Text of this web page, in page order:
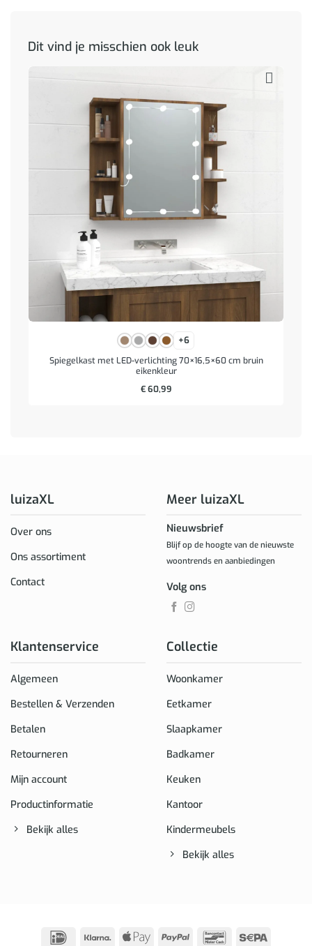
Dit vind je misschien ook leuk
+6
Spiegelkast met LED-verlichting 70×16,5×60 cm bruin
eikenkleur
€60,99
luizaXL
Over ons
Ons assortiment
Contact
Klantenservice
Algemeen
Bestellen & Verzenden
Betalen
Retourneren
Mijn account
Productinformatie
Bekijk alles
Collectie
Woonkamer
Eetkamer
Slaapkamer
Badkamer
Keuken
Kantoor
Kindermeubels
Bekijk alles
Meer luizaXL
Nieuwsbrief
Blijf op de hoogte van de nieuwste
woontrends en aanbiedingen
Volg ons
IDeal Klarna
Apple
PayPal BancontactSepa